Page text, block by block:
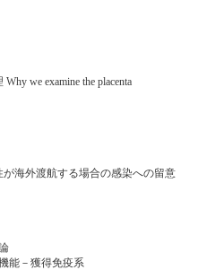
we examine the placenta
海外渡航する場合の感染への留意
能－獲得免疫系